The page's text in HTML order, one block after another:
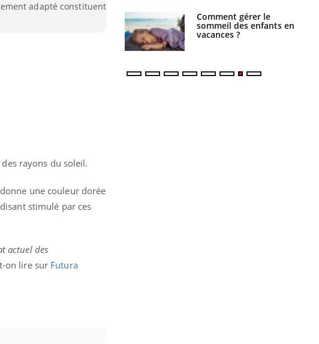
adapté constituent
rayons du soleil.
une couleur dorée
stimulé par ces
actuel des
on lire sur Futura
Cerveau : le mystère de la
"madeleine de Proust"
enfin expliqué